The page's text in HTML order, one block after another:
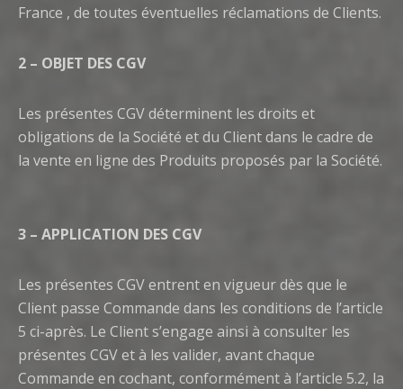
France , de toutes éventuelles réclamations de Clients.
2 – OBJET DES CGV
Les présentes CGV déterminent les droits et
obligations de la Société et du Client dans le cadre de
la vente en ligne des Produits proposés par la Société.
3 – APPLICATION DES CGV
Les présentes CGV entrent en vigueur dès que le
Client passe Commande dans les conditions de l’article
5 ci-après. Le Client s’engage ainsi à consulter les
présentes CGV et à les valider, avant chaque
Commande en cochant, conformément à l’article 5.2, la